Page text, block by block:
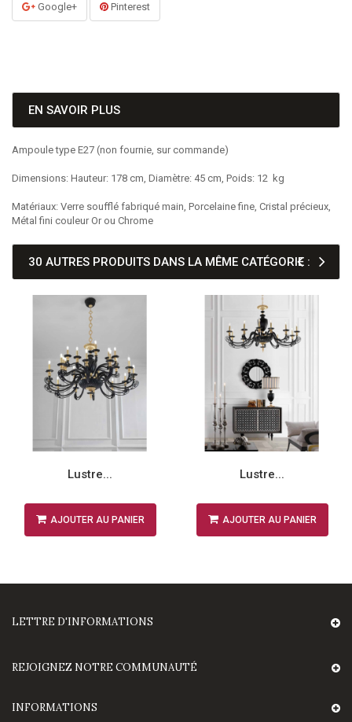
Google+ Pinterest
EN SAVOIR PLUS
Ampoule type E27 (non fournie, sur commande)
Dimensions: Hauteur: 178 cm, Diamètre: 45 cm, Poids: 12 kg
Matériaux: Verre soufflé fabriqué main, Porcelaine fine, Cristal précieux,
Métal fini couleur Or ou Chrome
30 AUTRES PRODUITS DANS LA MÊME CATÉGORIE :
Lustre...
AJOUTER AU PANIER
Lustre...
AJOUTER AU PANIER
LETTRE D'INFORMATIONS
REJOIGNEZ NOTRE COMMUNAUTÉ
INFORMATIONS